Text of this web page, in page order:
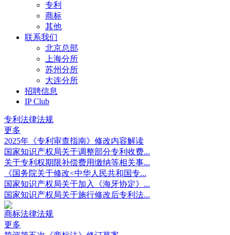
专利
商标
其他
联系我们
北京总部
上海分所
苏州分所
大连分所
招聘信息
IP Club
专利法律法规
更多
2025年《专利审查指南》修改内容解读
国家知识产权局关于调整部分专利收费...
关于专利权期限补偿费用缴纳等相关事...
《国务院关于修改<中华人民共和国专...
国家知识产权局关于加入《海牙协定》...
国家知识产权局关于施行修改后专利法...
商标法律法规
更多